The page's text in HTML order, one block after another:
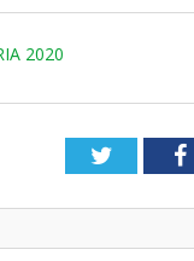
2020
Twitter